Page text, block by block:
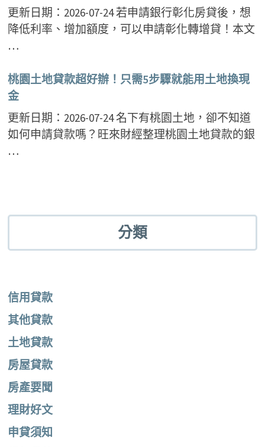
更新日期：2026-07-24 若申請銀行彰化房貸後，想
降低利率、增加額度，可以申請彰化轉增貸！本文
…
桃園土地貸款超好辦！只需5步驟就能用土地換現
金
更新日期：2026-07-24 名下有桃園土地，卻不知道
如何申請貸款嗎？旺來財經整理桃園土地貸款的銀
…
分類
信用貸款
其他貸款
土地貸款
房屋貸款
房產要聞
理財好文
申貸須知